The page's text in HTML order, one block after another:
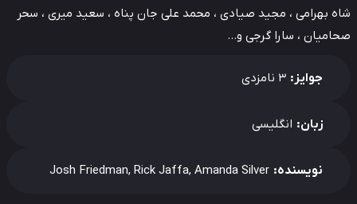
بهرامی ، مجید صیادی ، محمد علی جان پناه ، سعید میری ، سحر
، سارا گرجی و…
جوایز: 3 نامزدی
زبان: انگلیسی
نویسنده: Josh Friedman, Rick Jaffa, Amanda Silver